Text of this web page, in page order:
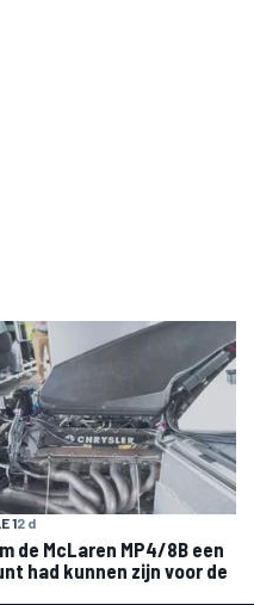
12 d
de McLaren MP4/8B een
had kunnen zijn voor de